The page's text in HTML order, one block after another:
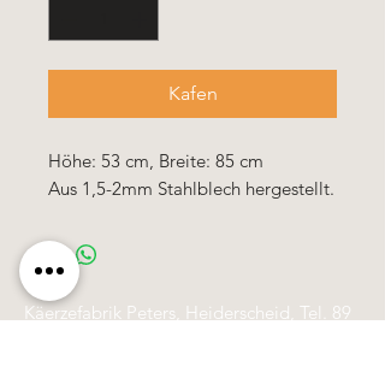
Kafen
Höhe: 53 cm, Breite: 85 cm
Aus 1,5-2mm Stahlblech hergestellt.
Käerzefabrik Peters, Heiderscheid, Tel. 89